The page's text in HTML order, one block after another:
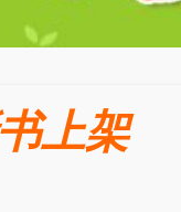
上架